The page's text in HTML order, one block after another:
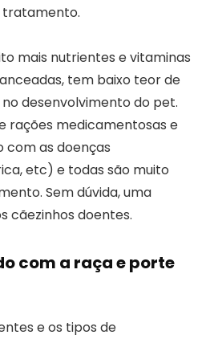
tratamento.
mais nutrientes e vitaminas
tem baixo teor de
desenvolvimento do pet.
rações medicamentosas e
com as doenças
etc) e todas são muito
Sem dúvida, uma
cãezinhos doentes.
com a raça e porte
e os tipos de